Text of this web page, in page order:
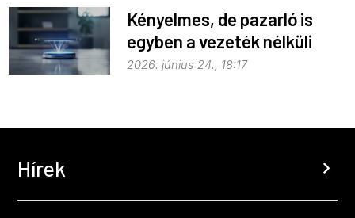
Kényelmes, de pazarló is
egyben a vezeték nélküli
töltés
2026. június 24., 18:17
Hírek chevron_right